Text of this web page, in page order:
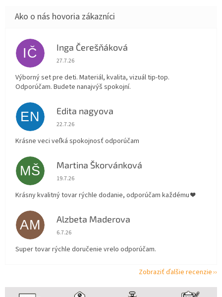
IČ Inga Čerešňáková
Hodnotenie obchodu je 5 z 5 hviezdičiek.
27.7.26
Výborný set pre deti. Materiál, kvalita, vizuál tip-top.
Odporúčam. Budete nanajvýš spokojní.
EN Edita nagyova
Hodnotenie obchodu je 5 z 5 hviezdičiek.
22.7.26
Krásne veci veľká spokojnosť odporúčam
MŠ Martina Škorvánková
Hodnotenie obchodu je 5 z 5 hviezdičiek.
19.7.26
Krásny kvalitný tovar rýchle dodanie, odporúčam každému ❤️
AM Alzbeta Maderova
Hodnotenie obchodu je 5 z 5 hviezdičiek.
6.7.26
Super tovar rýchle doručenie vrelo odporúčam.
Zobraziť ďalšie recenzie